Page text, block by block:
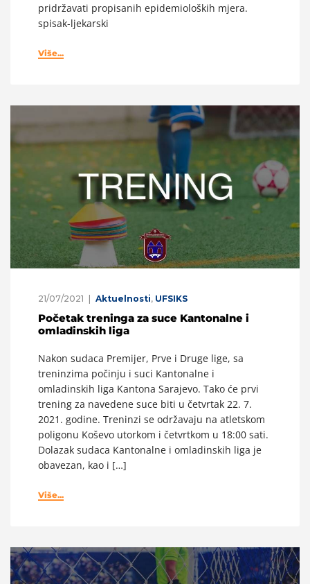
pridržavati propisanih epidemioloških mjera.
spisak-ljekarski
Više...
21/07/2021 Aktuelnosti, UFSIKS
Početak treninga za suce Kantonalne i
omladinskih liga
Nakon sudaca Premijer, Prve i Druge lige, sa
treninzima počinju i suci Kantonalne i
omladinskih liga Kantona Sarajevo. Tako će prvi
trening za navedene suce biti u četvrtak 22. 7.
2021. godine. Treninzi se održavaju na atletskom
poligonu Koševo utorkom i četvrtkom u 18:00 sati.
Dolazak sudaca Kantonalne i omladinskih liga je
obavezan, kao i […]
Više...